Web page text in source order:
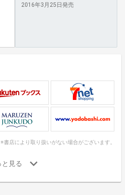
2016年3月25日発売
※書店により取り扱いがない場合がございます。